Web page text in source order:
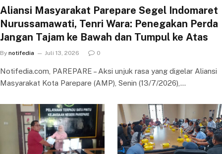
Aliansi Masyarakat Parepare Segel Indomaret
Nurussamawati, Tenri Wara: Penegakan Perda
Jangan Tajam ke Bawah dan Tumpul ke Atas
By notifedia Juli 13, 2026 0
Notifedia.com, PAREPARE – Aksi unjuk rasa yang digelar Aliansi
Masyarakat Kota Parepare (AMP), Senin (13/7/2026),…